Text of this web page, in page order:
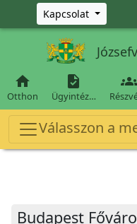
Ugrás a fő tartalomra
Kapcsolat

Otthon

Ügyintéz…

Válasszon a
Budapest